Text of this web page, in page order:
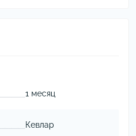
1 месяц
Кевлар